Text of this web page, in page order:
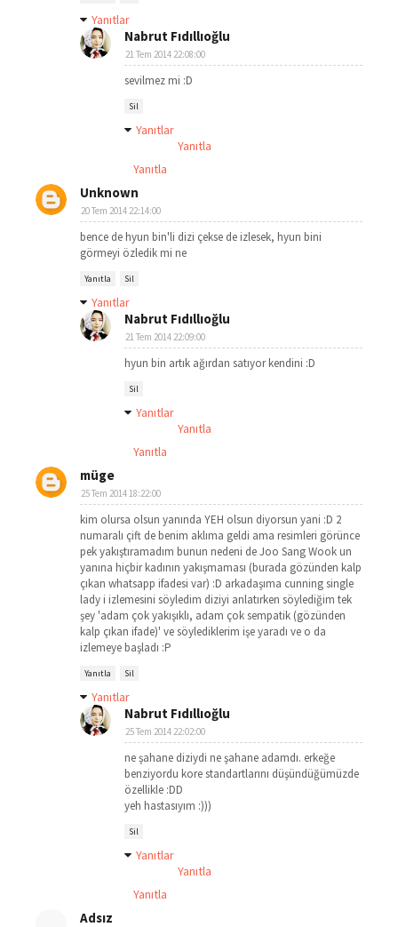
Yanıtlar
Nabrut Fıdıllıoğlu
21 Tem 2014 22:08:00
sevilmez mi :D
Sil
Yanıtlar
Yanıtla
Yanıtla
Unknown
20 Tem 2014 22:14:00
bence de hyun bin'li dizi çekse de izlesek, hyun bini
görmeyi özledik mi ne
Yanıtla Sil
Yanıtlar
Nabrut Fıdıllıoğlu
21 Tem 2014 22:09:00
hyun bin artık ağırdan satıyor kendini :D
Sil
Yanıtlar
Yanıtla
Yanıtla
müge
25 Tem 2014 18:22:00
kim olursa olsun yanında YEH olsun diyorsun yani :D 2
numaralı çift de benim aklıma geldi ama resimleri görünce
pek yakıştıramadım bunun nedeni de Joo Sang Wook un
yanına hiçbir kadının yakışmaması (burada gözünden kalp
çıkan whatsapp ifadesi var) :D arkadaşıma cunning single
lady i izlemesini söyledim diziyi anlatırken söylediğim tek
şey 'adam çok yakışıklı, adam çok sempatik (gözünden
kalp çıkan ifade)' ve söylediklerim işe yaradı ve o da
izlemeye başladı :P
Yanıtla Sil
Yanıtlar
Nabrut Fıdıllıoğlu
25 Tem 2014 22:02:00
ne şahane diziydi ne şahane adamdı. erkeğe
benziyordu kore standartlarını düşündüğümüzde
özellikle :DD
yeh hastasıyım :)))
Sil
Yanıtlar
Yanıtla
Yanıtla
Adsız